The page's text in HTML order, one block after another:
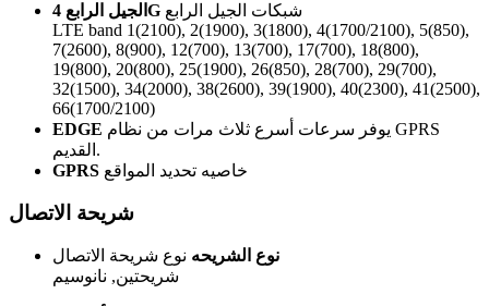
الجيل الرابع 4G شبكات الجيل الرابع
LTE band 1(2100), 2(1900), 3(1800), 4(1700/2100), 5(850),
7(2600), 8(900), 12(700), 13(700), 17(700), 18(800),
19(800), 20(800), 25(1900), 26(850), 28(700), 29(700),
32(1500), 34(2000), 38(2600), 39(1900), 40(2300), 41(2500),
66(1700/2100)
EDGE يوفر سرعات أسرع ثلاث مرات من نظام GPRS
القديم.
GPRS خاصيه تحديد المواقع
شريحة الاتصال
نوع الشريحه نوع شريحة الاتصال
شريحتين, نانوسيم